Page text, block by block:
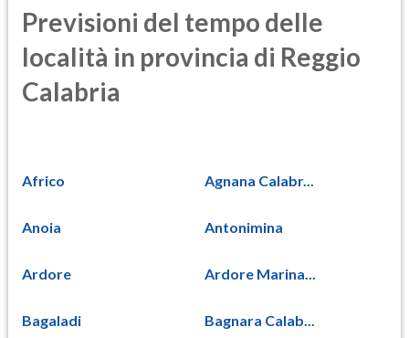
Previsioni del tempo delle
località in provincia di Reggio
Calabria
Africo Agnana Calabr...
Anoia Antonimina
Ardore Ardore Marina...
Bagaladi Bagnara Calab...